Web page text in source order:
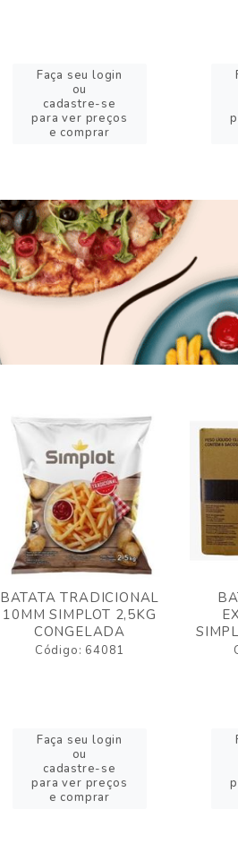
Faça seu login
ou
cadastre-se
para ver preços
e comprar
BATATA TRADICIONAL
10MM SIMPLOT 2,5KG
CONGELADA
Código: 64081
Faça seu login
ou
cadastre-se
para ver preços
e comprar